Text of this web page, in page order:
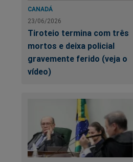
CANADÁ
23/06/2026
Tiroteio termina com três
mortos e deixa policial
gravemente ferido (veja o
vídeo)